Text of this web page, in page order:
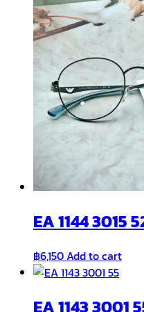
EA 1144 3015
฿6,150Add to cart
EA 1143 3001